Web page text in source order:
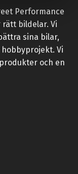
Performance
bildelar. Vi
sina bilar,
Vi
och en